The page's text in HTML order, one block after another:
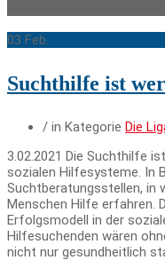
03 Feb.
Suchthilfe ist
/ in Kategorie Die
3.02.2021 Die Suchthilfe
sozialen Hilfesysteme. In
Suchtberatungsstellen, in
Menschen Hilfe erfahren.
Erfolgsmodell in der
Hilfesuchenden wären
nicht nur gesundheitlich